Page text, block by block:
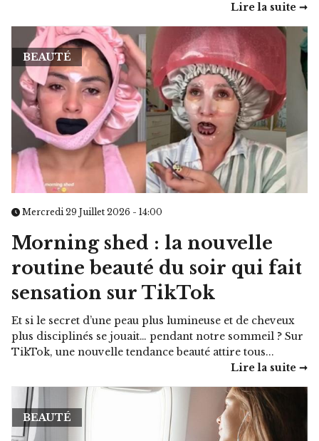
Lire la suite ➞
BEAUTÉ
Mercredi 29 Juillet 2026 - 14:00
Morning shed : la nouvelle
routine beauté du soir qui fait
sensation sur TikTok
Et si le secret d’une peau plus lumineuse et de cheveux
plus disciplinés se jouait… pendant notre sommeil ? Sur
TikTok, une nouvelle tendance beauté attire tous...
Lire la suite ➞
BEAUTÉ